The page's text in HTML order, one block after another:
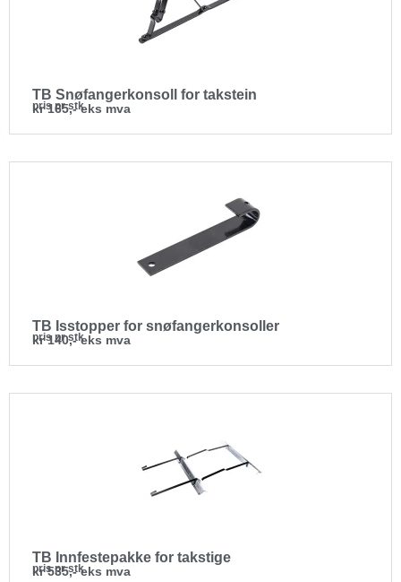
TB Snøfangerkonsoll for takstein
kr 165,- eks mva
pris pr stk
TB Isstopper for snøfangerkonsoller
kr 140,- eks mva
pris pr stk
TB Innfestepakke for takstige
kr 535,- eks mva
pris pr stk